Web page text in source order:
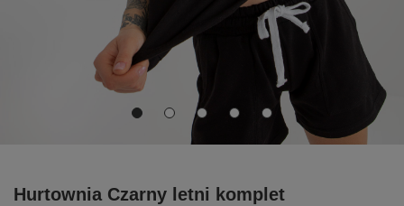
Hurtownia Czarny letni komplet